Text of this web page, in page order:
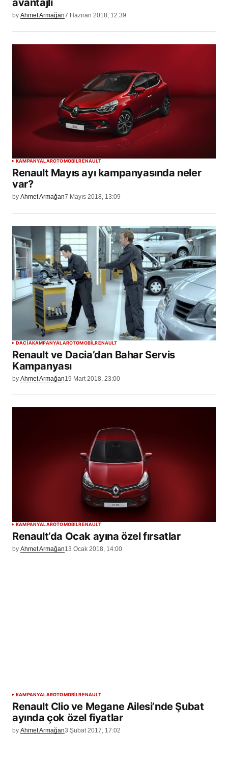
avantajlı
by Ahmet Armağan7 Haziran 2018, 12:39
KAMPANYALAROTOMOBİLRENAULT
Renault Mayıs ayı kampanyasında neler
var?
by Ahmet Armağan7 Mayıs 2018, 13:09
DACIAKAMPANYALAROTOMOBİLRENAULT
Renault ve Dacia’dan Bahar Servis
Kampanyası
by Ahmet Armağan19 Mart 2018, 23:00
KAMPANYALAROTOMOBİLRENAULT
Renault’da Ocak ayına özel fırsatlar
by Ahmet Armağan13 Ocak 2018, 14:00
KAMPANYALAROTOMOBİLRENAULT
Renault Clio ve Megane Ailesi’nde Şubat
ayında çok özel fiyatlar
by Ahmet Armağan3 Şubat 2017, 17:02